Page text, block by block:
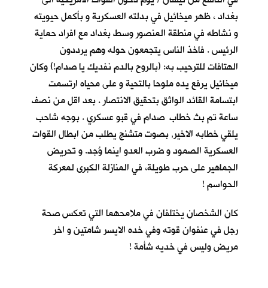
بغداد ، ظهر ميخائيل في بدلته العسكرية و بأكمل حيويته
و نشاطه في منطقة المنصور وسط بغداد مع افراد حماية
الرئيس . فاخذ الناس يتجمعون حوله وهم يرددون
الهتافات للترحيب به: (بالروح بالدم نفديك يا صدام!) وكان
ميخائيل يرفع يده ملوحا بالتحية و على محياه ارتسمت
ابتسامة القائد الواثق بتحقيق الانتصار . بعد اقل من نصف
ساعة تم بث خطاب صدام في قبو عسكري . بوجه شاحب
يلقي خطابه الاخير, بصوت متشنج يطلب من ابطال القوات
العسكرية الصمود و ضرب العدو اينما وُجد. و تحريض
الجماهير على حرب طويلة، في المنازلة الكبرى لمعركة
الحواسم !
كان الشخصان يختلفان في ملامحهما التي تعكس صحة
رجل في عنفوان قوته وفي خده الايسر شامتين و اخر
مريض وليس في خديه شأمة !